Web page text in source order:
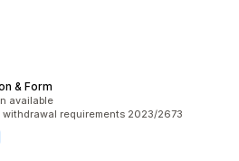
& Form
available
withdrawal requirements 2023/2673